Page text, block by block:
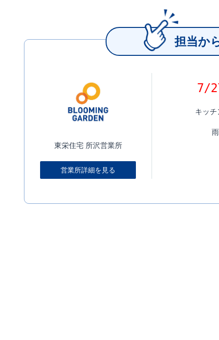
担当か
東栄住宅 所沢営業所
営業所詳細を見る
7/
キッ